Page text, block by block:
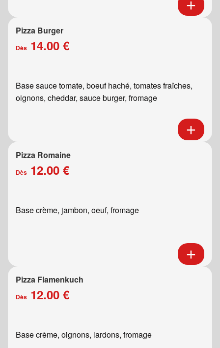
Pizza Burger
Dès 14.00 €
Base sauce tomate, boeuf haché, tomates fraîches,
oignons, cheddar, sauce burger, fromage
Pizza Romaine
Dès 12.00 €
Base crème, jambon, oeuf, fromage
Pizza Flamenkuch
Dès 12.00 €
Base crème, oignons, lardons, fromage